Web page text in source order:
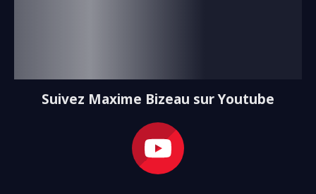
Suivez Maxime Bizeau sur Youtube